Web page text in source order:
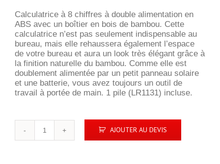
Calculatrice à 8 chiffres à double alimentation en
ABS avec un boîtier en bois de bambou. Cette
calculatrice n’est pas seulement indispensable au
bureau, mais elle rehaussera également l’espace
de votre bureau et aura un look très élégant grâce à
la finition naturelle du bambou. Comme elle est
doublement alimentée par un petit panneau solaire
et une batterie, vous avez toujours un outil de
travail à portée de main. 1 pile (LR1131) incluse.
AJOUTER AU DEVIS